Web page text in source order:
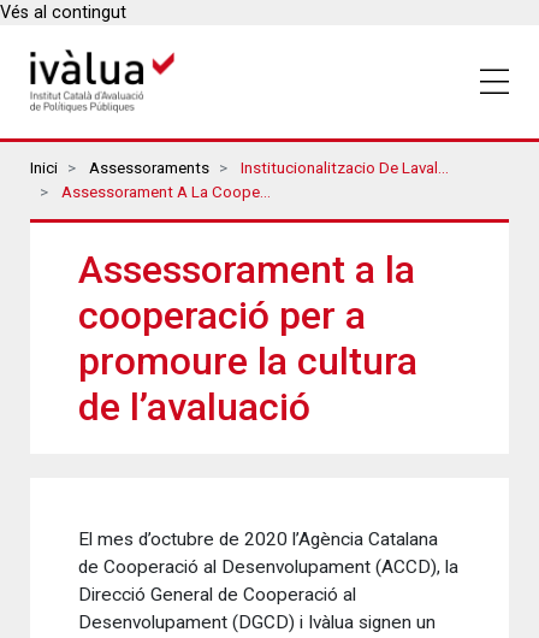
Vés al contingut
Breadcrumbs
Inici Assessoraments
Institucionalitzacio De Lavaluacio
Assessorament A La Cooperació Per A Promoure La Cultura De L’avaluació
Assessorament a la
cooperació per a
promoure la cultura
de l’avaluació
El mes d’octubre de 2020 l’Agència Catalana
de Cooperació al Desenvolupament (ACCD), la
Direcció General de Cooperació al
Desenvolupament (DGCD) i Ivàlua signen un